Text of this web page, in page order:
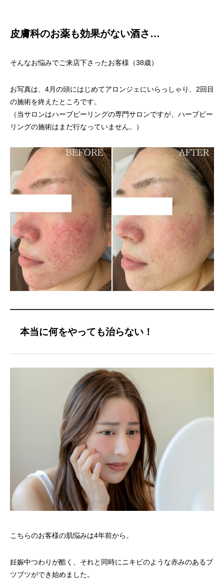
皮膚科のお薬も効果がない酒さ…
そんなお悩みでご来店下さったお客様（38歳）
お写真は、4月の頭にはじめてアロンジェにいらっしゃり、2回目
の施術を終えたところです。
（当サロンはハーブピーリングの専門サロンですが、ハーブピー
リングの施術はまだ行なっていません。）
本当に何をやっても治らない！
こちらのお客様の肌悩みは4年前から。
妊娠中つわりが酷く、それと同時にニキビのような赤みのあるブ
ツブツができ始めました。